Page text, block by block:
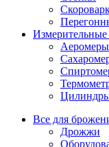
Аеромеры
Все для
Дрожжи